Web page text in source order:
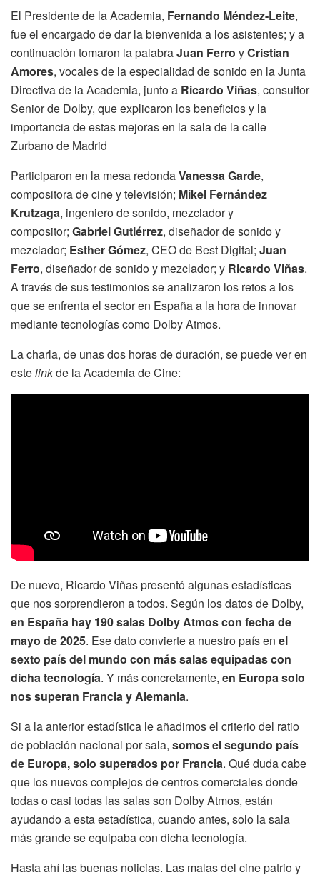
El Presidente de la Academia, Fernando Méndez-Leite,
fue el encargado de dar la bienvenida a los asistentes; y a
continuación tomaron la palabraJuan Ferro yCristian
Amores, vocales de la especialidad de sonido en la Junta
Directiva de la Academia, junto a Ricardo Viñas, consultor
Senior de Dolby, que explicaron los beneficios y la
importancia de estas mejoras en la sala de la calle
Zurbano de Madrid
Participaron en la mesa redondaVanessa Garde,
compositora de cine y televisión; Mikel Fernández
Krutzaga, ingeniero de sonido, mezclador y
compositor; Gabriel Gutiérrez, diseñador de sonido y
mezclador; Esther Gómez, CEO de Best Digital; Juan
Ferro, diseñador de sonido y mezclador; y Ricardo Viñas.
A través de sus testimonios se analizaron los retos a los
que se enfrenta el sector en España a la hora de innovar
mediante tecnologías como Dolby Atmos.
La charla, de unas dos horas de duración, se puede ver en
estelinkde la Academia de Cine:
De nuevo, Ricardo Viñas presentó algunas estadísticas
que nos sorprendieron a todos. Según los datos de Dolby,
en España hay 190 salas Dolby Atmos con fecha de
mayo de 2025. Ese dato convierte a nuestro país en el
sexto país del mundo con más salas equipadas con
dicha tecnología. Y más concretamente, en Europa solo
nos superan Francia y Alemania.
Si a la anterior estadística le añadimos el criterio del ratio
de población nacional por sala, somos el segundo país
de Europa, solo superados por Francia. Qué duda cabe
que los nuevos complejos de centros comerciales donde
todas o casi todas las salas son Dolby Atmos, están
ayudando a esta estadística, cuando antes, solo la sala
más grande se equipaba con dicha tecnología.
Hasta ahí las buenas noticias. Las malas del cine patrio y